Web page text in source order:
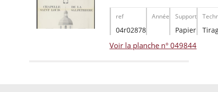
ref Année Support
04r02878 Papier
Voir la planche n° 049844